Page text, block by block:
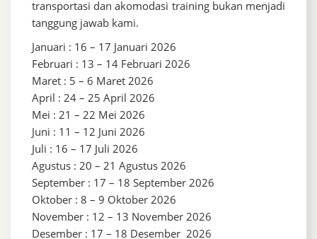
transportasi dan akomodasi training bukan menjadi
tanggung jawab kami.
Januari : 16 – 17 Januari 2026
Februari : 13 – 14 Februari 2026
Maret : 5 – 6 Maret 2026
April : 24 – 25 April 2026
Mei : 21 – 22 Mei 2026
Juni : 11 – 12 Juni 2026
Juli : 16 – 17 Juli 2026
Agustus : 20 – 21 Agustus 2026
September : 17 – 18 September 2026
Oktober : 8 – 9 Oktober 2026
November : 12 – 13 November 2026
Desember : 17 – 18 Desember 2026